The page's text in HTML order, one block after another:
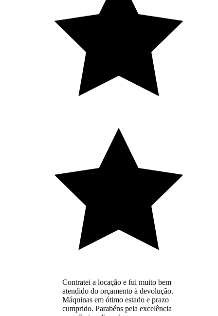
Contratei a locação e fui muito bem
atendido do orçamento à devolução.
Máquinas em ótimo estado e prazo
cumprido. Parabéns pela excelência